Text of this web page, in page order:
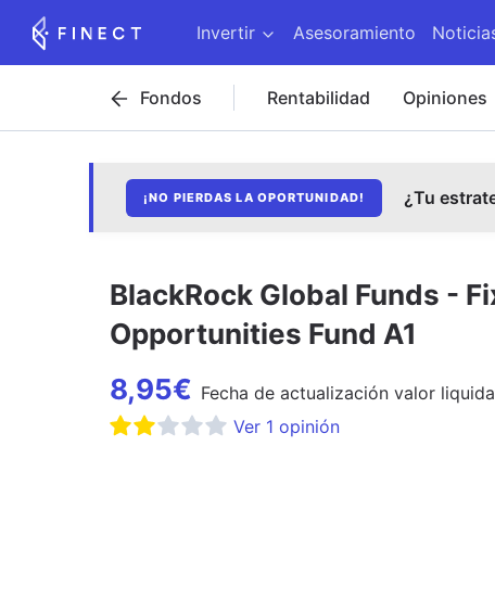
Invertir Asesoramiento
Fondos Rentabilidad Opiniones
¡NO PIERDAS LA OPORTUNIDAD! ¿Tu
BlackRock Global Funds -
Opportunities Fund A1
8,95€ Fecha de actualización valor
Ver 1 opinión